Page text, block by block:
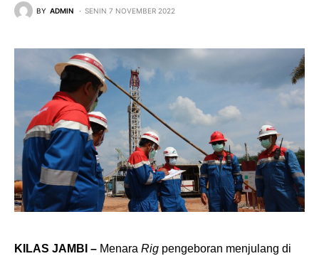
BY ADMIN SENIN 7 NOVEMBER 2022
KILAS JAMBI – Menara Rig pengeboran menjulang di